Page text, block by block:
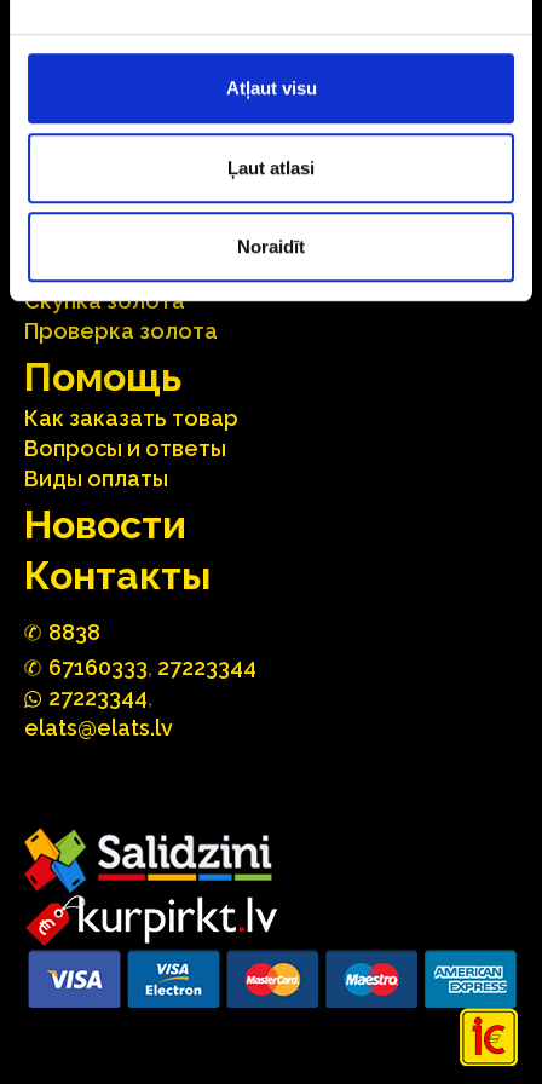
Atļaut visu
Ļaut atlasi
Noraidīt
Ломбард
Услуги платежа
Скупка золота
Проверка золота
Помощь
Как заказать товар
Вопросы и ответы
Виды оплаты
Hовости
Контакты
8838
67160333, 27223344
27223344,
elats@elats.lv